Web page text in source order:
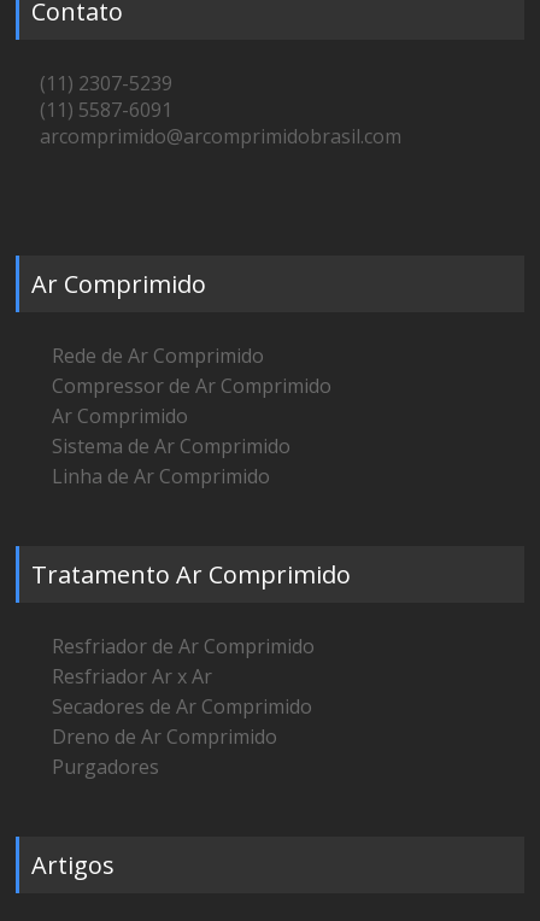
Contato
(11) 2307-5239
(11) 5587-6091
arcomprimido@arcomprimidobrasil.com
Ar Comprimido
Rede de Ar Comprimido
Compressor de Ar Comprimido
Ar Comprimido
Sistema de Ar Comprimido
Linha de Ar Comprimido
Tratamento Ar Comprimido
Resfriador de Ar Comprimido
Resfriador Ar x Ar
Secadores de Ar Comprimido
Dreno de Ar Comprimido
Purgadores
Artigos